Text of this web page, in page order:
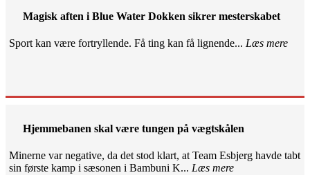
Magisk aften i Blue Water Dokken sikrer mesterskabet
Sport kan være fortryllende. Få ting kan få lignende... Læs mere
Hjemmebanen skal være tungen på vægtskålen
Minerne var negative, da det stod klart, at Team Esbjerg havde tabt
sin første kamp i sæsonen i Bambuni K... Læs mere